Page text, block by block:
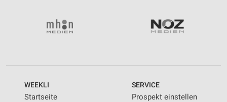
WEEKLI
Startseite
SERVICE
Prospekt einstellen